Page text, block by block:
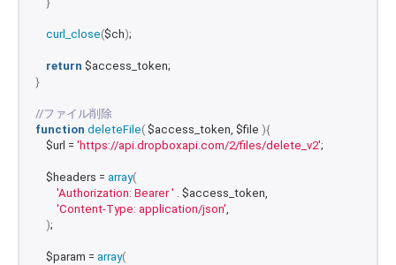
curl_close($ch);
return $access_token;
}
//ファイル削除
function deleteFile( $access_token, $file ){
    $url =
'https://api.dropboxapi.com/2/files/delete_v2';
    $headers =
array(
'Authorization: Bearer ' . $access_token,
'Content-Type: application/json',
);
    $param =
array(